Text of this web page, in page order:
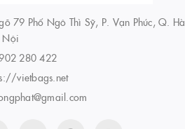
79 Phố Ngô Thì Sỹ, P. Vạn Phúc, Q. Hà
Nội
280 422
vietbags.net